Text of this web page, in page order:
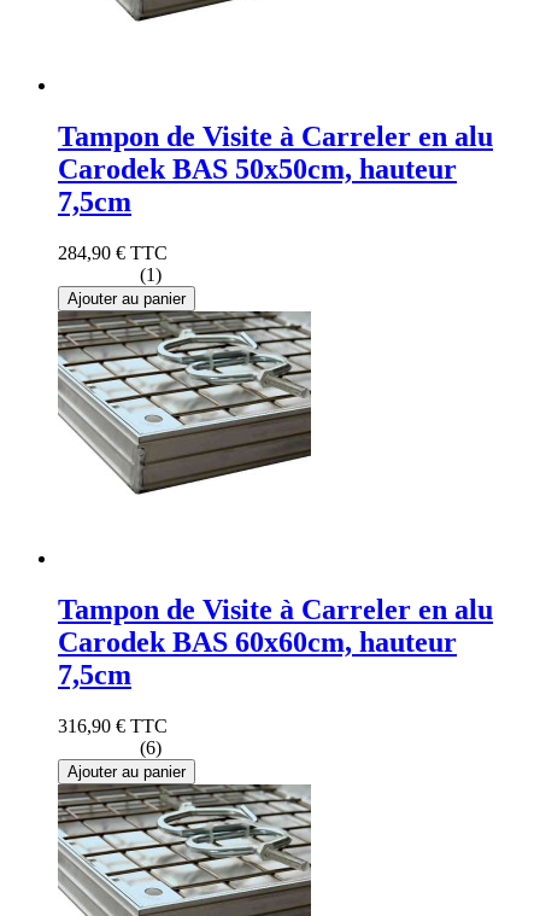
Tampon de Visite à Carreler en alu
Carodek BAS 50x50cm, hauteur
7,5cm
284,90 € TTC
(1)
Ajouter au panier
Tampon de Visite à Carreler en alu
Carodek BAS 60x60cm, hauteur
7,5cm
316,90 € TTC
(6)
Ajouter au panier